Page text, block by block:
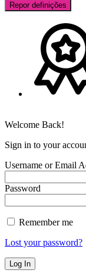
Repor definições
Welcome Back!
Sign in to your
Username or Email
Password
Remember me
Lost your password?